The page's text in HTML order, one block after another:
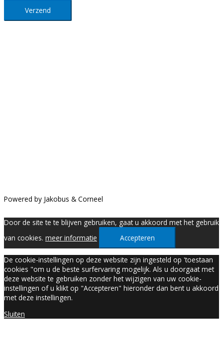
Verzend
Powered by Jakobus & Corneel
Door de site te te blijven gebruiken, gaat u akkoord met het gebruik
van cookies. meer informatie Accepteren
De cookie-instellingen op deze website zijn ingesteld op 'toestaan
cookies "om u de beste surfervaring mogelijk. Als u doorgaat met
deze website te gebruiken zonder het wijzigen van uw cookie-
instellingen of u klikt op "Accepteren" hieronder dan bent u akkoord
met deze instellingen.
Sluiten